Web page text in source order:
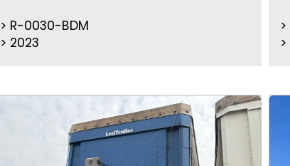
R-0030-BDM
2023